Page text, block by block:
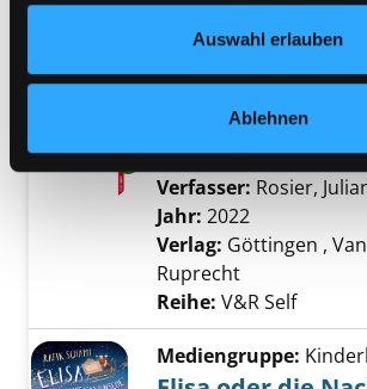
Auswahl erlauben
Ablehnen
Reihe:Disney
Exemplar-Details von Du
wie du mit deiner
verbesserst
Verfasser: Rosier,
Jahr: 2022
Verlag: Göttingen ,
Ruprecht
Reihe: V&R Self
Mediengruppe: